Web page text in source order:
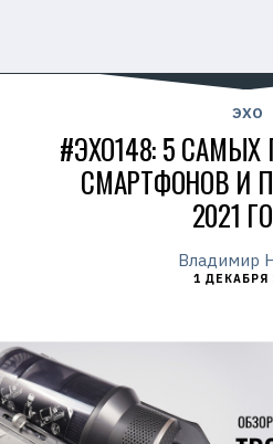
ЭХО
#ЭХО148: 5
СМАРТФОНОВ И
2021
Владимир
1 ДЕКАБРЯ